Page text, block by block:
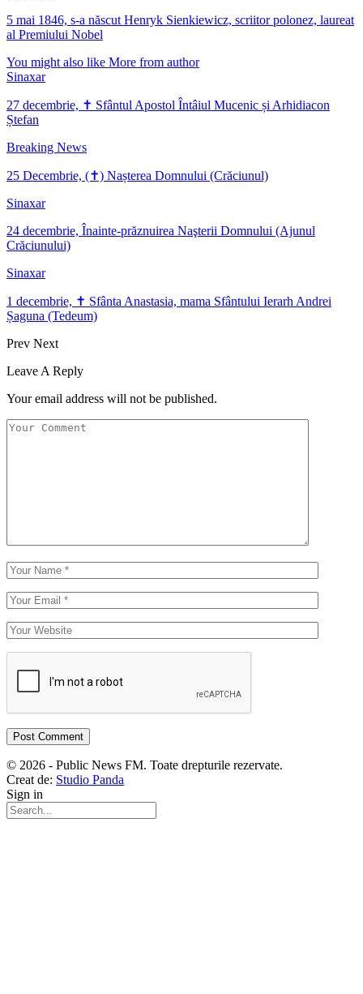
5 mai 1846, s-a născut Henryk Sienkiewicz, scriitor polonez, laureat
al Premiului Nobel
You might also like More from author
Sinaxar
27 decembrie, ✝ Sfântul Apostol Întâiul Mucenic și Arhidiacon
Ștefan
Breaking News
25 Decembrie, (✝) Nașterea Domnului (Crăciunul)
Sinaxar
24 decembrie, Înainte-prăznuirea Naşterii Domnului (Ajunul
Crăciunului)
Sinaxar
1 decembrie, ✝ Sfânta Anastasia, mama Sfântului Ierarh Andrei
Șaguna (Tedeum)
Prev Next
Leave A Reply
Your email address will not be published.
© 2026 - Public News FM. Toate drepturile rezervate.
Creat de: Studio Panda
Sign in